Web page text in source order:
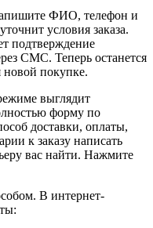
ФИО, телефон и
условия заказа.
подтверждение
СМС. Теперь останется
новой покупке.
выглядит
форму по
доставки, оплаты,
к заказу написать
вас найти. Нажмите
В интернет-